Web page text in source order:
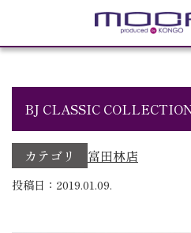
BJ CLASSIC
カテゴリ 富田林店
投稿日：2019.01.09.